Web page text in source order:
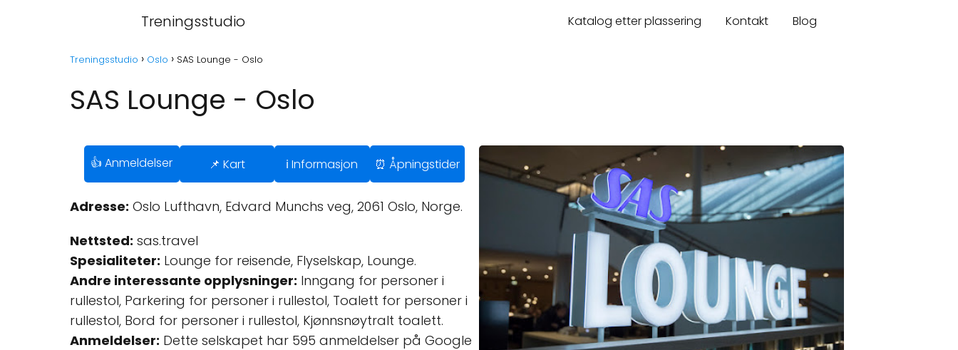
Treningsstudio Katalog etter plassering Kontakt Blog
Treningsstudio Oslo SAS Lounge - Oslo
SAS Lounge - Oslo
👍 Anmeldelser 📌 Kart ℹ️ Informasjon ⏰ Åpningstider
Adresse: Oslo Lufthavn, Edvard Munchs veg, 2061 Oslo, Norge.
Nettsted: sas.travel
Spesialiteter: Lounge for reisende, Flyselskap, Lounge.
Andre interessante opplysninger: Inngang for personer i
rullestol, Parkering for personer i rullestol, Toalett for personer i
rullestol, Bord for personer i rullestol, Kjønnsnøytralt toalett.
Anmeldelser: Dette selskapet har 595 anmeldelser på Google